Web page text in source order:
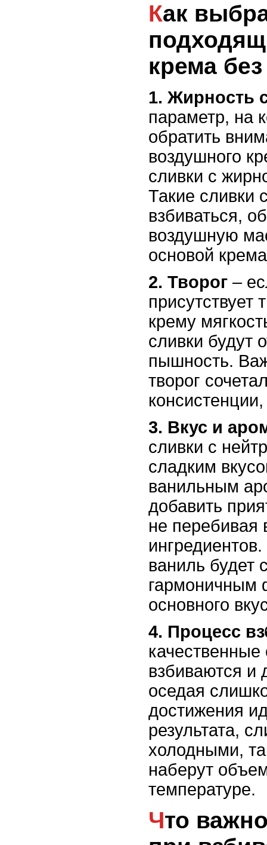
Как выбрать
крема
1. Жирность
параметр, на
обратить
воздушного
сливки с
Такие сливки
взбиваться,
воздушную
основой
2. Творог –
присутствует
крему
сливки будут
пышность.
творог
3. Вкус и
сливки с
сладким
ванильным
добавить
не перебивая
ваниль будет
гармоничным
основного
4. Процесс
качественные
взбиваются и
оседая
достижения
результата,
холодными,
наберут
температуре.
Что важно учитывать